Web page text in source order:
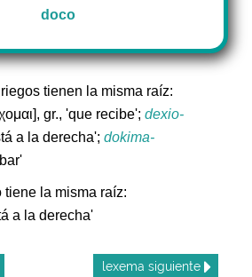
doco
tienen la misma raíz:
gr., 'que recibe';dexio-
a la derecha';dokima-
tiene la misma raíz:
a la derecha'
lexema siguiente